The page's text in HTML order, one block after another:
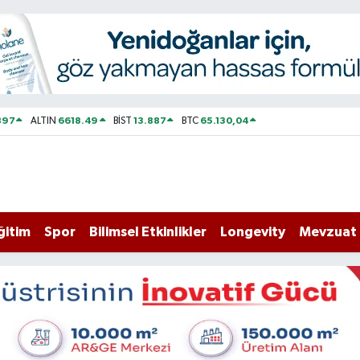
ALTIN 6618.49 BİST13.887 BTC 65.130,04
Spor Bilimsel Etkinlikler Longevity Mevzuat